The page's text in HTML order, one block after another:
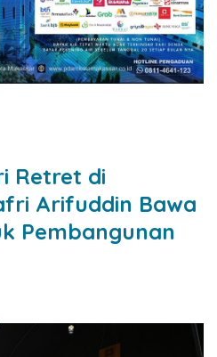
Retret di
Arifuddin Bawa
Pembangunan